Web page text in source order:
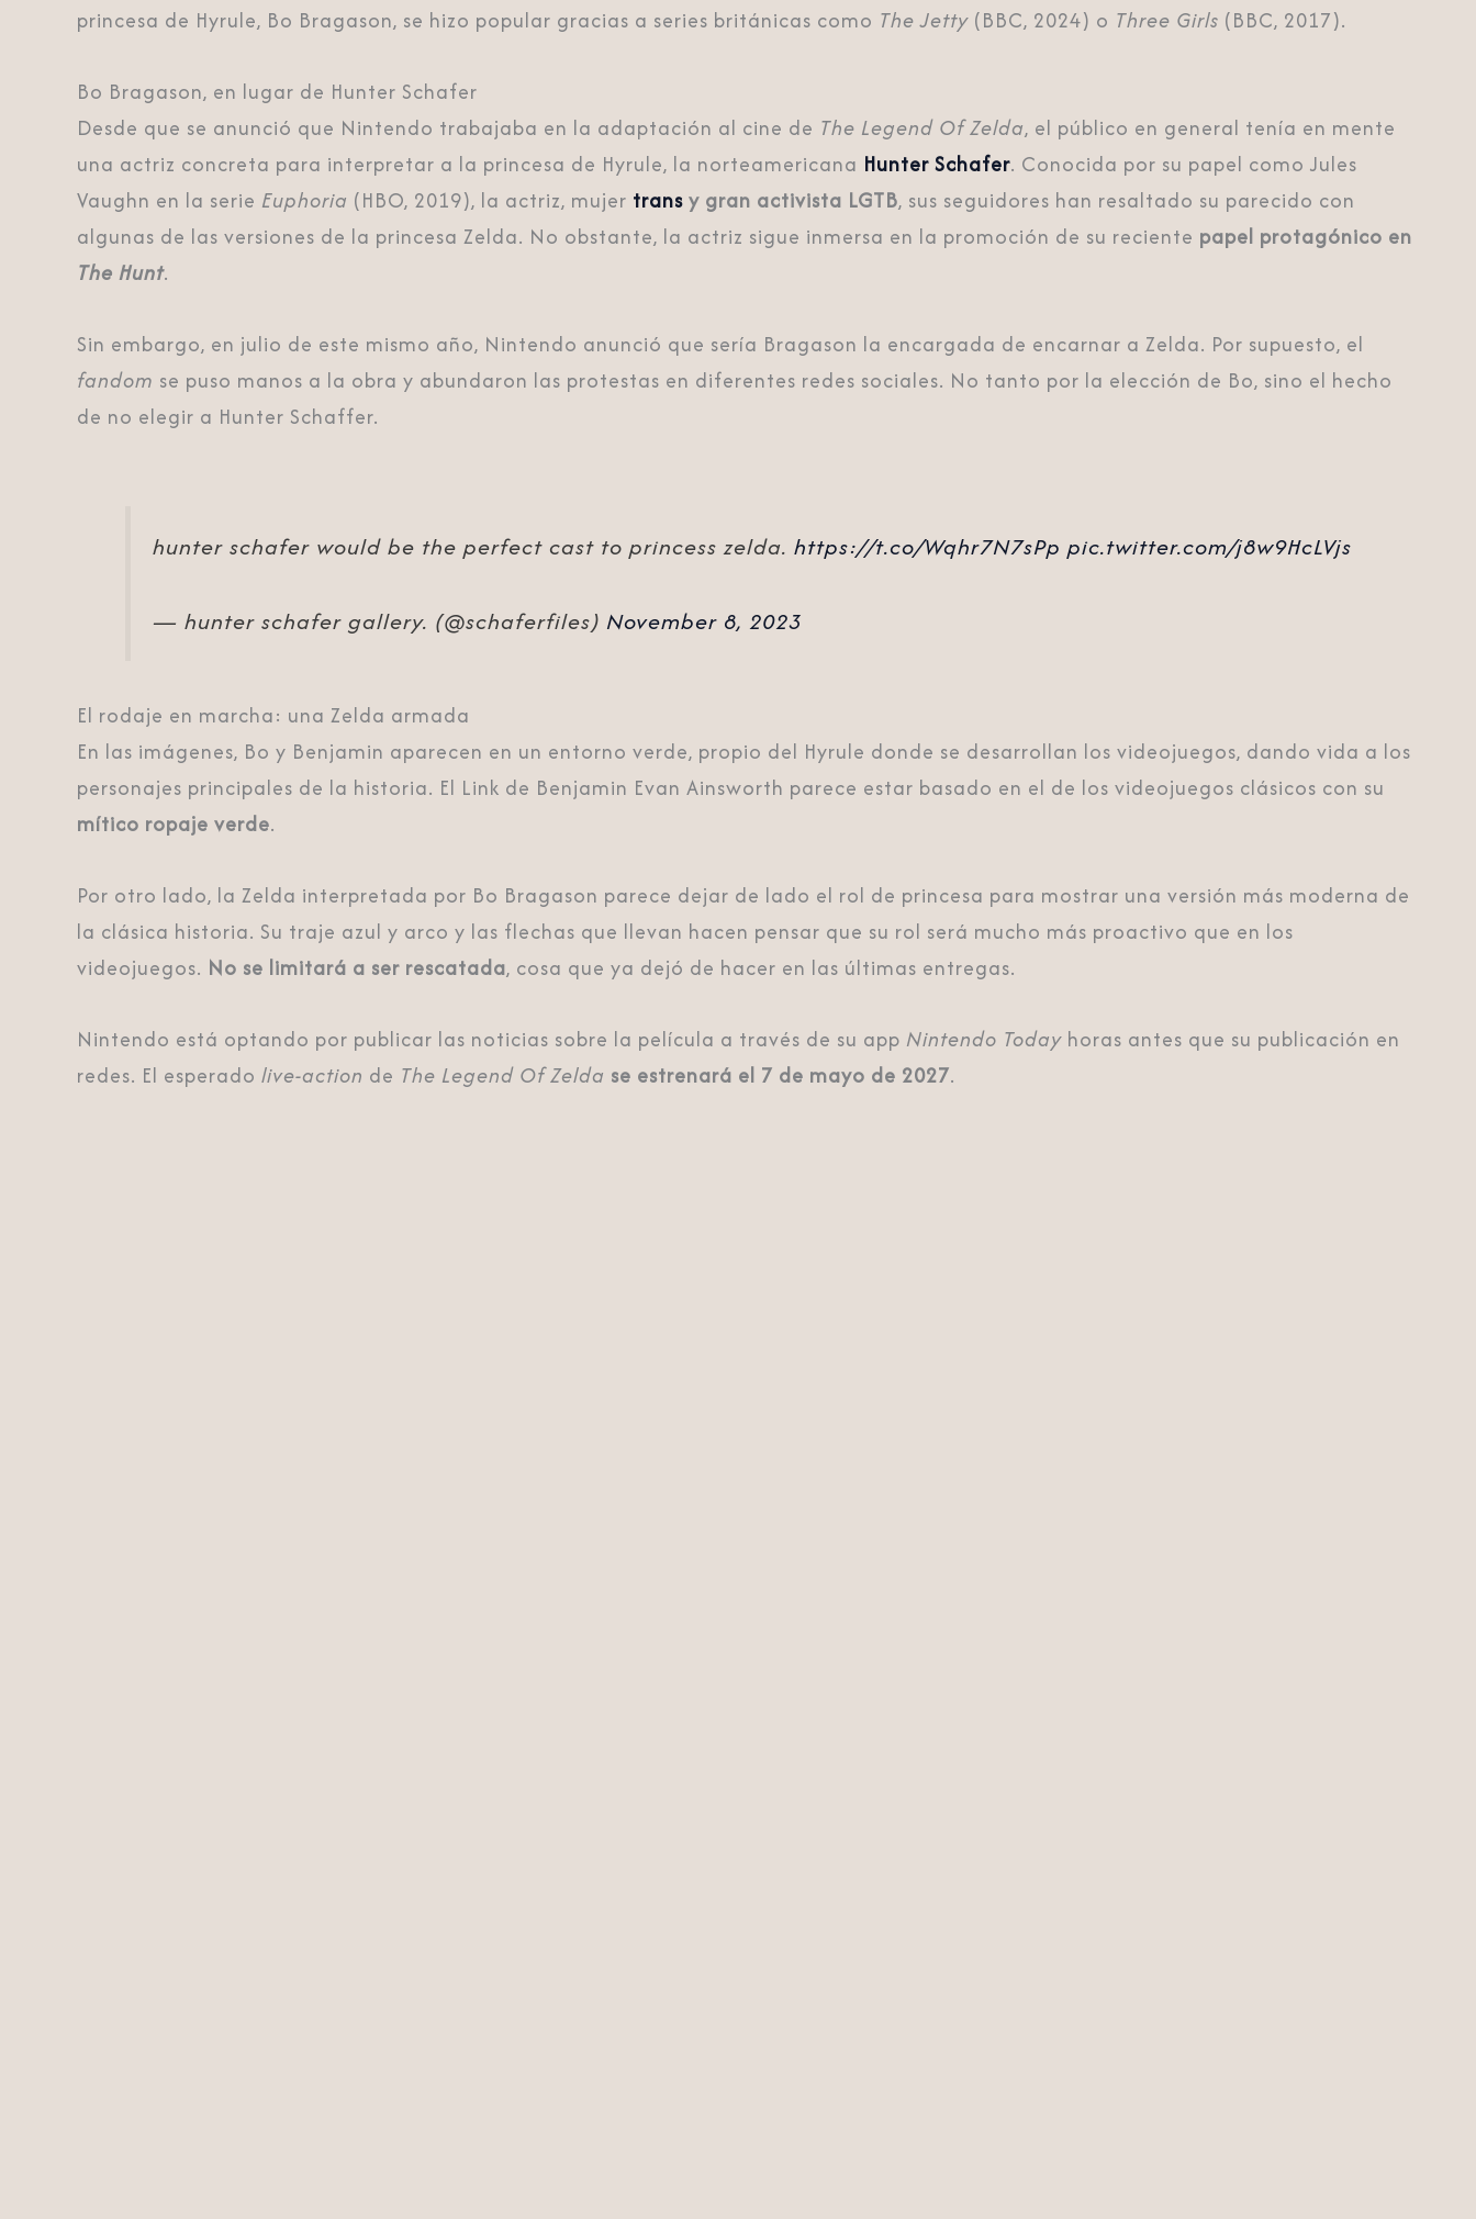
princesa de Hyrule, Bo Bragason, se hizo popular gracias a series británicas como The Jetty (BBC, 2024) o Three Girls (BBC, 2017).
Bo Bragason, en lugar de Hunter Schafer
Desde que se anunció que Nintendo trabajaba en la adaptación al cine de The Legend Of Zelda, el público en general tenía en mente
una actriz concreta para interpretar a la princesa de Hyrule, la norteamericana Hunter Schafer. Conocida por su papel como Jules
Vaughn en la serie Euphoria (HBO, 2019), la actriz, mujer transy gran activista LGTB, sus seguidores han resaltado su parecido con
algunas de las versiones de la princesa Zelda. No obstante, la actriz sigue inmersa en la promoción de su reciente papel protagónico en
The Hunt.
Sin embargo, en julio de este mismo año, Nintendo anunció que sería Bragason la encargada de encarnar a Zelda. Por supuesto, el
fandom se puso manos a la obra y abundaron las protestas en diferentes redes sociales. No tanto por la elección de Bo, sino el hecho
de no elegir a Hunter Schaffer.
hunter schafer would be the perfect cast to princess zelda. https://t.co/Wqhr7N7sPp pic.twitter.com/j8w9HcLVjs
— hunter schafer gallery. (@schaferfiles) November 8, 2023
El rodaje en marcha: una Zelda armada
En las imágenes, Bo y Benjamin aparecen en un entorno verde, propio del Hyrule donde se desarrollan los videojuegos, dando vida a los
personajes principales de la historia. El Link de Benjamin Evan Ainsworth parece estar basado en el de los videojuegos clásicos con su
mítico ropaje verde.
Por otro lado, la Zelda interpretada por Bo Bragason parece dejar de lado el rol de princesa para mostrar una versión más moderna de
la clásica historia. Su traje azul y arco y las flechas que llevan hacen pensar que su rol será mucho más proactivo que en los
videojuegos. No se limitará a ser rescatada, cosa que ya dejó de hacer en las últimas entregas.
Nintendo está optando por publicar las noticias sobre la película a través de su app Nintendo Today horas antes que su publicación en
redes. El esperado live-action de The Legend Of Zelda se estrenará el 7 de mayo de 2027.